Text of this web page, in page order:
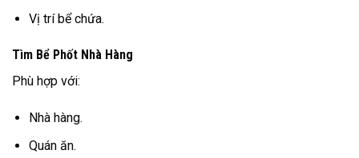
Vị trí bể chứa.
Tìm Bể Phốt Nhà Hàng
Phù hợp với:
Nhà hàng.
Quán ăn.